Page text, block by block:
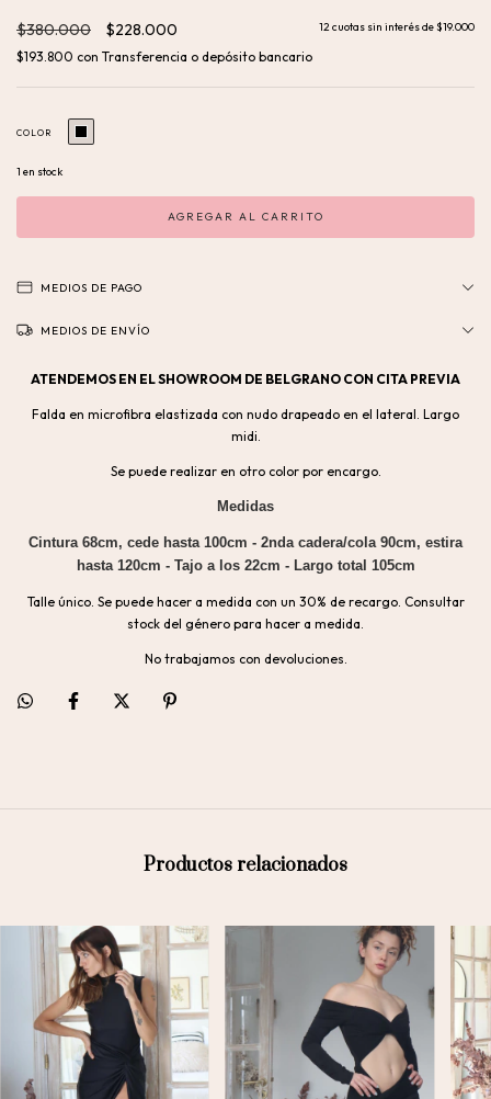
$380.000 $228.000 12cuotas sin interés de$19.000
$193.800 con Transferencia o depósito bancario
COLOR
1 en stock
MEDIOS DE PAGO
MEDIOS DE ENVÍO
ATENDEMOS EN EL SHOWROOM DE BELGRANO CON CITA PREVIA
Falda en microfibra elastizada con nudo drapeado en el lateral. Largo
midi.
Se puede realizar en otro color por encargo.
Medidas
Cintura 68cm, cede hasta 100cm - 2nda cadera/cola 90cm, estira
hasta 120cm - Tajo a los 22cm - Largo total 105cm
Talle único. Se puede hacer a medida con un 30% de recargo. Consultar
stock del género para hacer a medida.
No trabajamos con devoluciones.
Productos relacionados